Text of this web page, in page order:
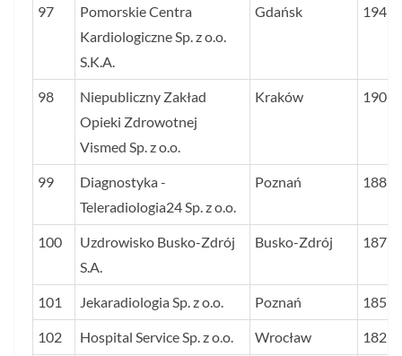
97
Pomorskie Centra
Kardiologiczne Sp. z o.o.
S.K.A.
Gdańsk 194
98
Niepubliczny Zakład
Opieki Zdrowotnej
Vismed Sp. z o.o.
Kraków 190
99
Diagnostyka -
Teleradiologia24 Sp. z o.o.
Poznań 188
100
Uzdrowisko Busko-Zdrój
S.A.
Busko-Zdrój 187
101 Jekaradiologia Sp. z o.o. Poznań 185
102 Hospital Service Sp. z o.o. Wrocław 182